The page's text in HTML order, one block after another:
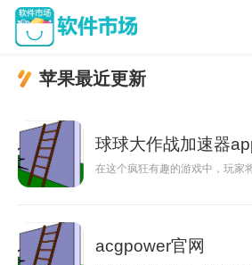
苹果最近更新
球球大作战加速器
在这个疯狂有趣的游戏中，玩家
acgpower官网